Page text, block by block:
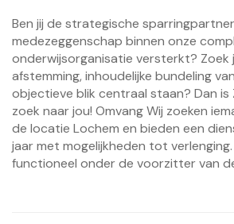
Ben jij de strategische
medezeggenschap binnen onze
onderwijsorganisatie versterkt? Zoek
afstemming, inhoudelijke bundeling
objectieve blik centraal staan? Dan is
zoek naar jou! Omvang Wij zoeken
de locatie Lochem en bieden een
jaar met mogelijkheden tot
functioneel onder de voorzitter van de